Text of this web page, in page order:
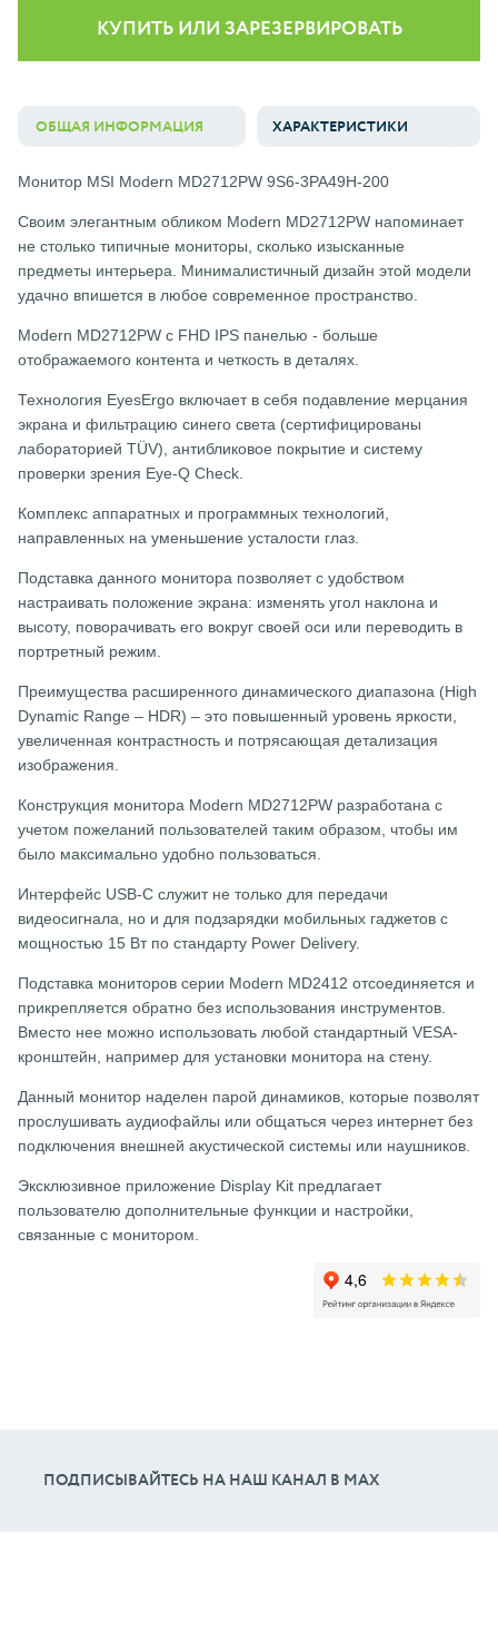
КУПИТЬ ИЛИ ЗАРЕЗЕРВИРОВАТЬ
ОБЩАЯ ИНФОРМАЦИЯ ХАРАКТЕРИСТИКИ
Монитор MSI Modern MD2712PW 9S6-3PA49H-200
Своим элегантным обликом Modern MD2712PW напоминает
не столько типичные мониторы, сколько изысканные
предметы интерьера. Минималистичный дизайн этой модели
удачно впишется в любое современное пространство.
Modern MD2712PW с FHD IPS панелью - больше
отображаемого контента и четкость в деталях.
Технология EyesErgo включает в себя подавление мерцания
экрана и фильтрацию синего света (сертифицированы
лабораторией TÜV), антибликовое покрытие и систему
проверки зрения Eye-Q Check.
Комплекс аппаратных и программных технологий,
направленных на уменьшение усталости глаз.
Подставка данного монитора позволяет с удобством
настраивать положение экрана: изменять угол наклона и
высоту, поворачивать его вокруг своей оси или переводить в
портретный режим.
Преимущества расширенного динамического диапазона (High
Dynamic Range – HDR) – это повышенный уровень яркости,
увеличенная контрастность и потрясающая детализация
изображения.
Конструкция монитора Modern MD2712PW разработана с
учетом пожеланий пользователей таким образом, чтобы им
было максимально удобно пользоваться.
Интерфейс USB-C служит не только для передачи
видеосигнала, но и для подзарядки мобильных гаджетов с
мощностью 15 Вт по стандарту Power Delivery.
Подставка мониторов серии Modern MD2412 отсоединяется и
прикрепляется обратно без использования инструментов.
Вместо нее можно использовать любой стандартный VESA-
кронштейн, например для установки монитора на стену.
Данный монитор наделен парой динамиков, которые позволят
прослушивать аудиофайлы или общаться через интернет без
подключения внешней акустической системы или наушников.
Эксклюзивное приложение Display Kit предлагает
пользователю дополнительные функции и настройки,
связанные с монитором.
ПОДПИСЫВАЙТЕСЬ НА НАШ КАНАЛ В МАХ